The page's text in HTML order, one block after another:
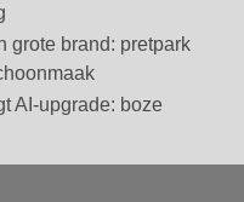
grote brand: pretpark
AI-upgrade: boze